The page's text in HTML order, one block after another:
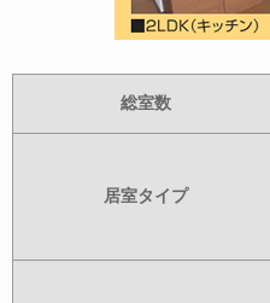
総室数
居室タイプ